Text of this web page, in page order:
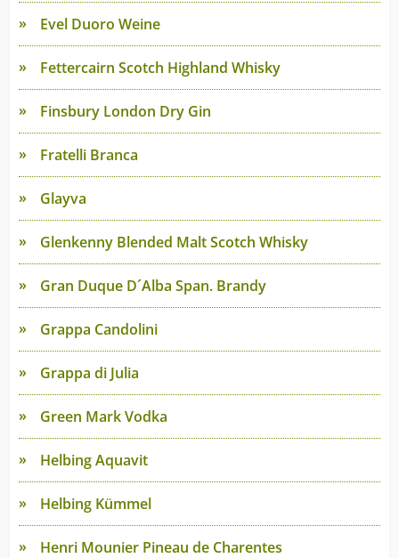
Evel Duoro Weine
Fettercairn Scotch Highland Whisky
Finsbury London Dry Gin
Fratelli Branca
Glayva
Glenkenny Blended Malt Scotch Whisky
Gran Duque D´Alba Span. Brandy
Grappa Candolini
Grappa di Julia
Green Mark Vodka
Helbing Aquavit
Helbing Kümmel
Henri Mounier Pineau de Charentes